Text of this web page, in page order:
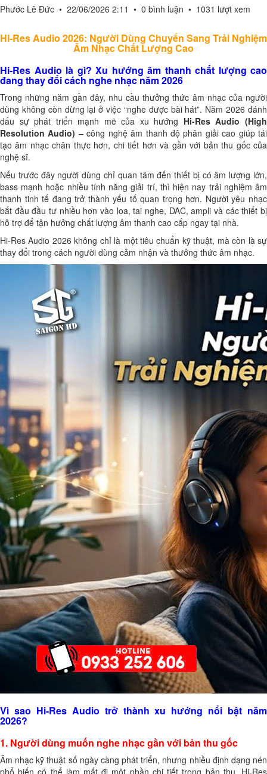
Phước Lê Đức • 22/06/2026 2:11 • 0 bình luận • 1031 lượt xem
Hi-Res Audio 2026: Người Dùng Chuyển Sang Trải Nghiệm
Âm Nhạc Chất Lượng Cao
Hi-Res Audio là gì? Xu hướng âm thanh chất lượng cao
đang thay đổi cách nghe nhạc năm 2026
Trong những năm gần đây, nhu cầu thưởng thức âm nhạc của người
dùng không còn dừng lại ở việc “nghe được bài hát”. Năm 2026 đánh
dấu sự phát triển mạnh mẽ của xu hướng Hi-Res Audio (High
Resolution Audio) – công nghệ âm thanh độ phân giải cao giúp tái
tạo âm nhạc chân thực hơn, chi tiết hơn và gần với bản thu gốc của
nghệ sĩ.
Nếu trước đây người dùng chỉ quan tâm đến thiết bị có âm lượng lớn,
bass mạnh hoặc nhiều tính năng giải trí, thì hiện nay trải nghiệm âm
thanh tinh tế đang trở thành yếu tố quan trọng hơn. Người yêu nhạc
bắt đầu đầu tư nhiều hơn vào loa, tai nghe, DAC, ampli và các thiết bị
hỗ trợ để tận hưởng chất lượng âm thanh cao cấp ngay tại nhà.
Hi-Res Audio 2026 không chỉ là một tiêu chuẩn kỹ thuật, mà còn là sự
thay đổi trong cách người dùng cảm nhận và thưởng thức âm nhạc.
Vì sao Hi-Res Audio trở thành xu hướng nổi bật năm
2026?
1. Người dùng muốn nghe nhạc gần với bản thu gốc
Âm nhạc kỹ thuật số ngày càng phát triển, nhưng nhiều định dạng nén
phổ biến có thể làm mất đi một phần chi tiết trong bản thu. Hi-Res